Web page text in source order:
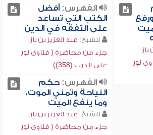
نور
الفهرس:أفضل
الكتب التي تساعد
على التفقه في الدين
للشيخ: عبد العزيز بن باز
جزء من محاضرة ( فتاوى نور
على الدرب (358))
الفهرس:حكم
النياحة وتمني الموت،
وما ينفع الميت
للشيخ: عبد العزيز بن باز
جزء من محاضرة ( فتاوى نور